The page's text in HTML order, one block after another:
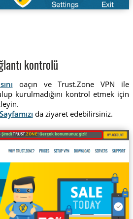
kontrolü
oaçın ve Trust.Zone VPN ile
kurulmadığını kontrol etmek için
da ziyaret edebilirsiniz.
ŞimdiTRUST.ZONE! Gerçek konumunuz gizli!